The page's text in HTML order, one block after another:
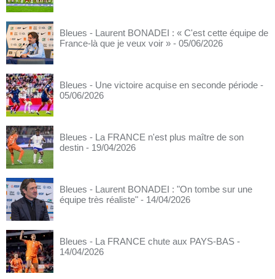
Bleues - Laurent BONADEI : « C'est cette équipe de
France-là que je veux voir » - 05/06/2026
Bleues - Une victoire acquise en seconde période -
05/06/2026
Bleues - La FRANCE n'est plus maître de son
destin - 19/04/2026
Bleues - Laurent BONADEI : "On tombe sur une
équipe très réaliste" - 14/04/2026
Bleues - La FRANCE chute aux PAYS-BAS -
14/04/2026